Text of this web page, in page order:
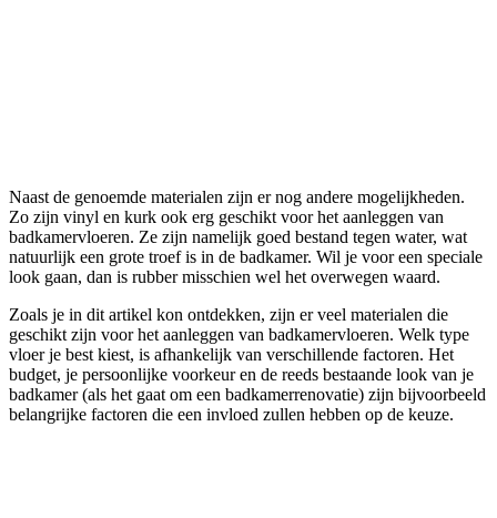
Naast de genoemde materialen zijn er nog andere mogelijkheden.
Zo zijn vinyl en kurk ook erg geschikt voor het aanleggen van
badkamervloeren. Ze zijn namelijk goed bestand tegen water, wat
natuurlijk een grote troef is in de badkamer. Wil je voor een speciale
look gaan, dan is rubber misschien wel het overwegen waard.
Zoals je in dit artikel kon ontdekken, zijn er veel materialen die
geschikt zijn voor het aanleggen van badkamervloeren. Welk type
vloer je best kiest, is afhankelijk van verschillende factoren. Het
budget, je persoonlijke voorkeur en de reeds bestaande look van je
badkamer (als het gaat om een badkamerrenovatie) zijn bijvoorbeeld
belangrijke factoren die een invloed zullen hebben op de keuze.